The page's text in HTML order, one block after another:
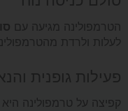
הטרמפולינה מגיעה עם
לעלות ולרדת
פעילות גופנית
קפיצה על טרמפולינה